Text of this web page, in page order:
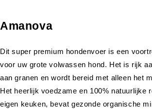
Amanova
Dit super premium hondenvoer is een
voor uw grote volwassen hond. Het is rijk
aan granen en wordt bereid met alleen het
Het heerlijk voedzame en 100% natuurlijke
eigen keuken, bevat gezonde organische